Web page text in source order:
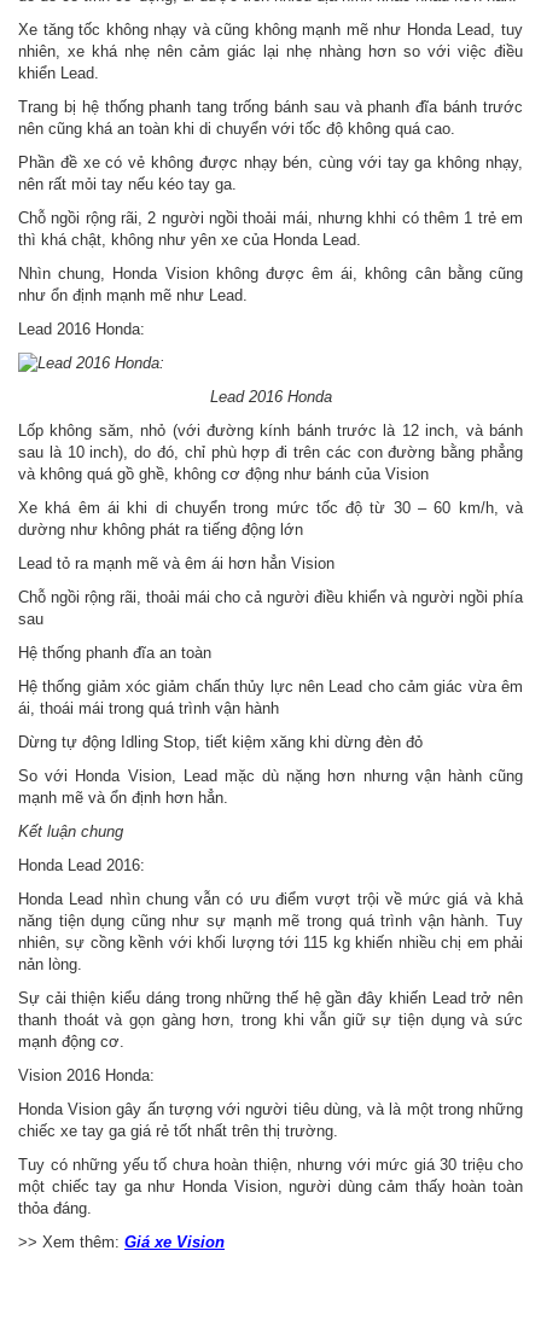
Xe tăng tốc không nhạy và cũng không mạnh mẽ như Honda Lead, tuy
nhiên, xe khá nhẹ nên cảm giác lại nhẹ nhàng hơn so với việc điều
khiển Lead.
Trang bị hệ thống phanh tang trống bánh sau và phanh đĩa bánh trước
nên cũng khá an toàn khi di chuyển với tốc độ không quá cao.
Phần đề xe có vẻ không được nhạy bén, cùng với tay ga không nhạy,
nên rất mỏi tay nếu kéo tay ga.
Chỗ ngồi rộng rãi, 2 người ngồi thoải mái, nhưng khhi có thêm 1 trẻ em
thì khá chật, không như yên xe của Honda Lead.
Nhìn chung, Honda Vision không được êm ái, không cân bằng cũng
như ổn định mạnh mẽ như Lead.
Lead 2016 Honda:
Lead 2016 Honda
Lốp không săm, nhỏ (với đường kính bánh trước là 12 inch, và bánh
sau là 10 inch), do đó, chỉ phù hợp đi trên các con đường bằng phẳng
và không quá gồ ghề, không cơ động như bánh của Vision
Xe khá êm ái khi di chuyển trong mức tốc độ từ 30 – 60 km/h, và
dường như không phát ra tiếng động lớn
Lead tỏ ra mạnh mẽ và êm ái hơn hẳn Vision
Chỗ ngồi rộng rãi, thoải mái cho cả người điều khiển và người ngồi phía
sau
Hệ thống phanh đĩa an toàn
Hệ thống giảm xóc giảm chấn thủy lực nên Lead cho cảm giác vừa êm
ái, thoái mái trong quá trình vận hành
Dừng tự động Idling Stop, tiết kiệm xăng khi dừng đèn đỏ
So với Honda Vision, Lead mặc dù nặng hơn nhưng vận hành cũng
mạnh mẽ và ổn định hơn hẳn.
Kết luận chung
Honda Lead 2016:
Honda Lead nhìn chung vẫn có ưu điểm vượt trội về mức giá và khả
năng tiện dụng cũng như sự mạnh mẽ trong quá trình vận hành. Tuy
nhiên, sự cồng kềnh với khối lượng tới 115 kg khiến nhiều chị em phải
nản lòng.
Sự cải thiện kiểu dáng trong những thế hệ gần đây khiến Lead trở nên
thanh thoát và gọn gàng hơn, trong khi vẫn giữ sự tiện dụng và sức
mạnh động cơ.
Vision 2016 Honda:
Honda Vision gây ấn tượng với người tiêu dùng, và là một trong những
chiếc xe tay ga giá rẻ tốt nhất trên thị trường.
Tuy có những yếu tố chưa hoàn thiện, nhưng với mức giá 30 triệu cho
một chiếc tay ga như Honda Vision, người dùng cảm thấy hoàn toàn
thỏa đáng.
>> Xem thêm: Giá xe Vision